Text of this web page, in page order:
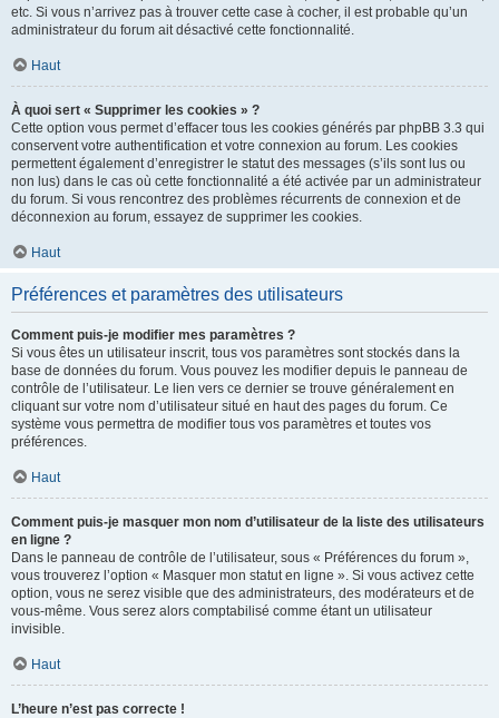
etc. Si vous n’arrivez pas à trouver cette case à cocher, il est probable qu’un
administrateur du forum ait désactivé cette fonctionnalité.
Haut
À quoi sert « Supprimer les cookies » ?
Cette option vous permet d’effacer tous les cookies générés par phpBB 3.3 qui
conservent votre authentification et votre connexion au forum. Les cookies
permettent également d’enregistrer le statut des messages (s’ils sont lus ou
non lus) dans le cas où cette fonctionnalité a été activée par un administrateur
du forum. Si vous rencontrez des problèmes récurrents de connexion et de
déconnexion au forum, essayez de supprimer les cookies.
Haut
Préférences et paramètres des utilisateurs
Comment puis-je modifier mes paramètres ?
Si vous êtes un utilisateur inscrit, tous vos paramètres sont stockés dans la
base de données du forum. Vous pouvez les modifier depuis le panneau de
contrôle de l’utilisateur. Le lien vers ce dernier se trouve généralement en
cliquant sur votre nom d’utilisateur situé en haut des pages du forum. Ce
système vous permettra de modifier tous vos paramètres et toutes vos
préférences.
Haut
Comment puis-je masquer mon nom d’utilisateur de la liste des utilisateurs
en ligne ?
Dans le panneau de contrôle de l’utilisateur, sous « Préférences du forum »,
vous trouverez l’option « Masquer mon statut en ligne ». Si vous activez cette
option, vous ne serez visible que des administrateurs, des modérateurs et de
vous-même. Vous serez alors comptabilisé comme étant un utilisateur
invisible.
Haut
L’heure n’est pas correcte !